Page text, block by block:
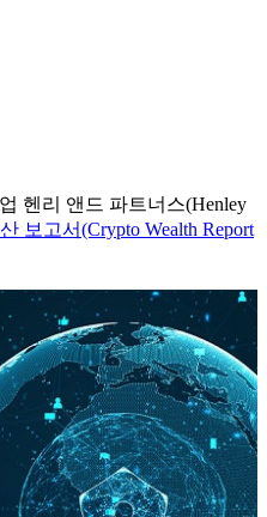
헨리 앤드 파트너스(Henley
보고서(Crypto Wealth Report